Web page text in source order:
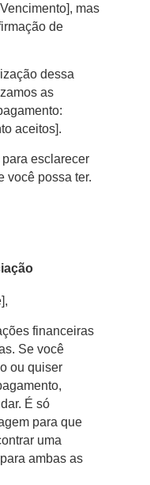
mas
de
dessa
as
aceitos].
esclarecer
você possa ter.
financeiras
Se você
ou quiser
É só
para que
uma
ambas as